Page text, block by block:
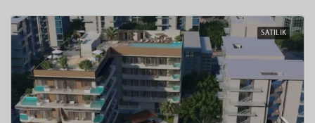
SATILIK